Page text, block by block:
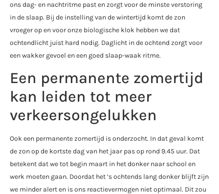
ons dag- en nachtritme past en zorgt voor de minste verstoring
in de slaap. Bij de instelling van de wintertijd komt de zon
vroeger op en voor onze biologische klok hebben we dat
ochtendlicht juist hard nodig. Daglicht in de ochtend zorgt voor
een wakker gevoel en een goed slaap-waak ritme.
Een permanente zomertijd
kan leiden tot meer
verkeersongelukken
Ook een permanente zomertijd is onderzocht. In dat geval komt
de zon op de kortste dag van het jaar pas op rond 9.45 uur. Dat
betekent dat we tot begin maart in het donker naar school en
werk moeten gaan. Doordat het ’s ochtends lang donker blijft zijn
we minder alert en is ons reactievermogen niet optimaal. Dit zou